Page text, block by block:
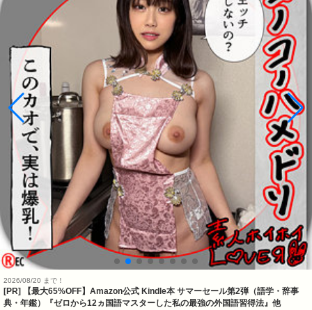
2026/08/20 まで！
[PR]
【最大65%OFF】Amazon公式 Kindle本 サマーセール第2弾（語学・辞事
典・年鑑）『ゼロから12ヵ国語マスターした私の最強の外国語習得法』他